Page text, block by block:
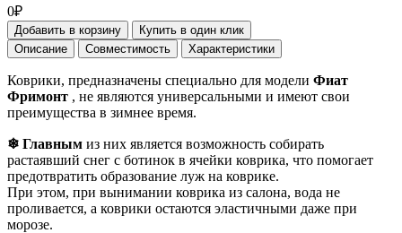
0₽
Добавить в корзину
Купить в один клик
Описание
Совместимость Характеристики
Коврики, предназначены специально для модели Фиат
Фримонт , не являются универсальными и имеют свои
преимущества в зимнее время.
❄ Главным из них является возможность собирать
растаявший снег с ботинок в ячейки коврика, что помогает
предотвратить образование луж на коврике.
При этом, при вынимании коврика из салона, вода не
проливается, а коврики остаются эластичными даже при
морозе.